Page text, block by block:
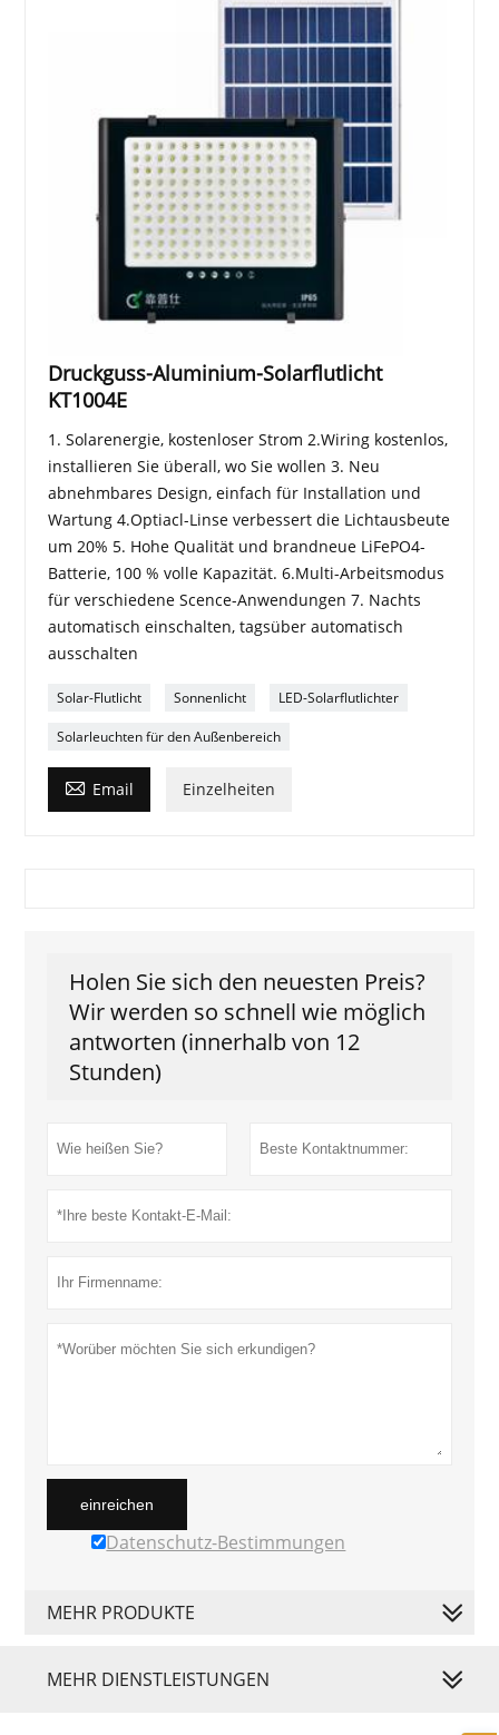
Druckguss-Aluminium-Solarflutlicht
KT1004E
1. Solarenergie, kostenloser Strom 2.Wiring kostenlos,
installieren Sie überall, wo Sie wollen 3. Neu
abnehmbares Design, einfach für Installation und
Wartung 4.Optiacl-Linse verbessert die Lichtausbeute
um 20% 5. Hohe Qualität und brandneue LiFePO4-
Batterie, 100 % volle Kapazität. 6.Multi-Arbeitsmodus
für verschiedene Scence-Anwendungen 7. Nachts
automatisch einschalten, tagsüber automatisch
ausschalten
Solar-Flutlicht Sonnenlicht LED-Solarflutlichter
Solarleuchten für den Außenbereich
 Email Einzelheiten
Holen Sie sich den neuesten Preis?
Wir werden so schnell wie möglich
antworten (innerhalb von 12
Stunden)
einreichen
Datenschutz-Bestimmungen
MEHR PRODUKTE
MEHR DIENSTLEISTUNGEN